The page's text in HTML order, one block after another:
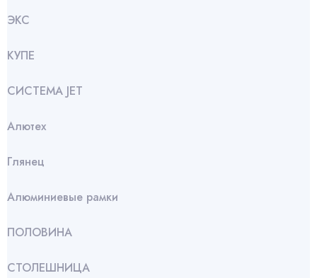
ЭКС
КУПЕ
СИСТЕМА JET
Алютех
Глянец
Алюминиевые рамки
ПОЛОВИНА
СТОЛЕШНИЦА